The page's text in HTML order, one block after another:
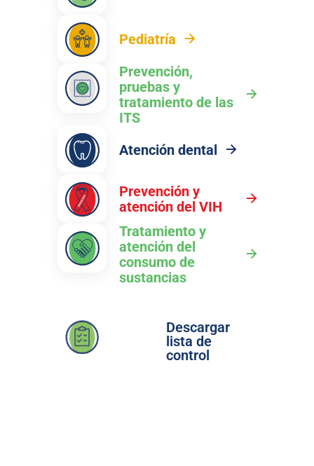
Pediatría
Prevención,
pruebas y
tratamiento de las
ITS
Atención dental
Prevención y
atención del VIH
Tratamiento y
atención del
consumo de
sustancias
Descargar
lista de
control